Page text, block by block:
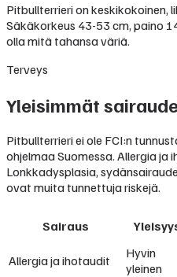
Pitbullterrieri on keskikokoinen,
Säkäkorkeus 43-53 cm, paino
olla mitä tahansa väriä.
Terveys
Yleisimmät
Pitbullterrieri ei ole FCI:n
ohjelmaa Suomessa. Allergia
Lonkkadysplasia,
ovat muita tunnettuja riskejä.
Sairaus
Allergia ja ihotaudit
Hyvin
yleinen